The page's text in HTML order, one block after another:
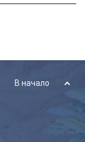
В начало